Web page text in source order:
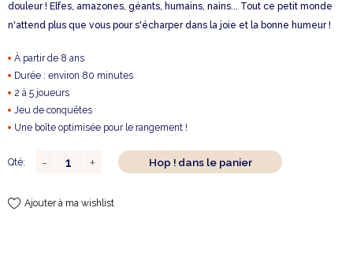
douleur ! Elfes, amazones, géants, humains, nains... Tout ce petit monde
n'attend plus que vous pour s'écharper dans la joie et la bonne humeur !
À partir de 8 ans
Durée : environ 80 minutes
2 à 5 joueurs
Jeu de conquêtes
Une boîte optimisée pour le rangement !
Qté: Hop ! dans le panier
Ajouter à ma wishlist